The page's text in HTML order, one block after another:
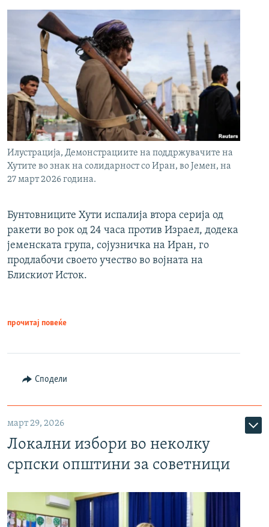
Илустрација, Демонстрациите на поддржувачите на
Хутите во знак на солидарност со Иран, во Јемен, на
27 март 2026 година.
Бунтовниците Хути испалија втора серија од
ракети во рок од 24 часа против Израел, додека
јеменската група, сојузничка на Иран, го
продлабочи своето учество во војната на
Блискиот Исток.
прочитај повеќе
Сподели
март 29, 2026
Локални избори во неколку
српски општини за советници